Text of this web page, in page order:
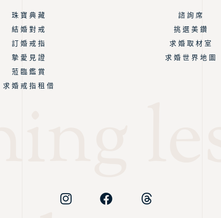
珠 寶 典 藏
結 婚 對 戒
訂 婚 戒 指
摯 愛 見 證
蒞 臨 鑑 賞
求 婚 戒 指 租 借
諮 詢 席
挑 選 美 鑽
求 婚 取 材 室
求 婚 世 界 地 圖